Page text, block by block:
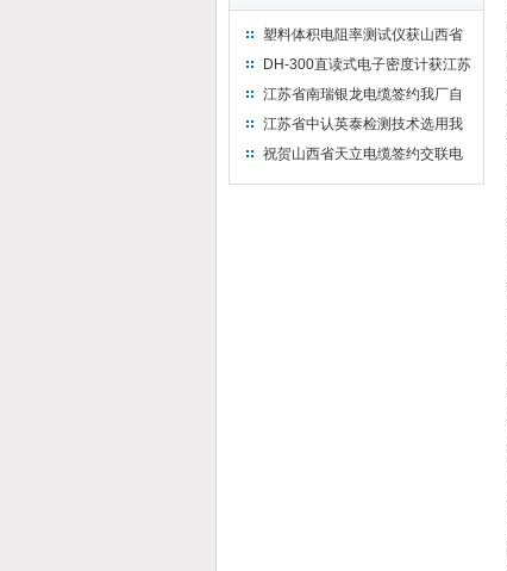
塑料体积电阻率测试仪获山西省
水利机械厂选用
DH-300直读式电子密度计获江苏
省苏州市安信塑业选用
江苏省南瑞银龙电缆签约我厂自
然换气老化箱等电缆检测设备
江苏省中认英泰检测技术选用我
厂自然换气老化试验箱
祝贺山西省天立电缆签约交联电